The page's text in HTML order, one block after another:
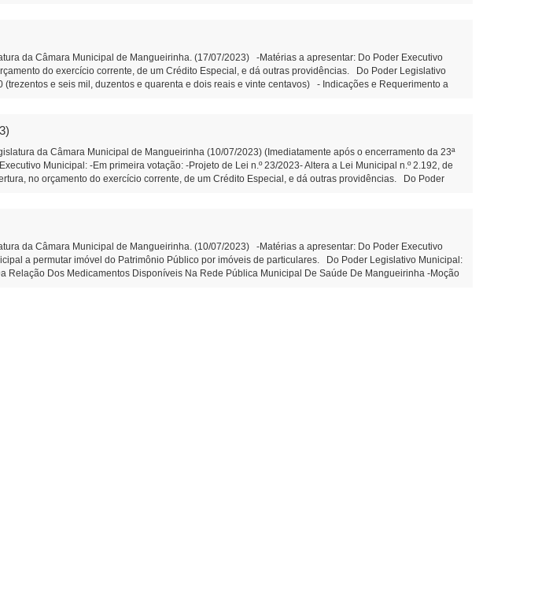
da Câmara Municipal de Mangueirinha. (17/07/2023) -Matérias a apresentar: Do Poder Executivo
do exercício corrente, de um Crédito Especial, e dá outras providências. Do Poder Legislativo
e seis mil, duzentos e quarenta e dois reais e vinte centavos) - Indicações e Requerimento a
Rurais da Comunidade de Linha Boa Sorte. (Diego Bortokoski) -Matérias constantes na Ordem do Dia
23/2023- Altera a Lei Municipal n.º 2.192, de 30 de junho de 2021. -Projeto de Lei n.º 27/2023- Fica
Especial, e dá outras providências. Em Primeira Votação: -Projeto de Lei n.º 28/2023- Autoriza o Poder
Associação dos Servidores Públicos Municipais de Mangueirinha e dá outras providências. Do Poder
Legislativo-Concede Título de Cidadão Benemérito ao Sr. Ernany Schreiner Serpa. (Alexandre Monteiro
da Câmara Municipal de Mangueirinha (10/07/2023) (Imediatamente após o encerramento da 23ª
Municipal: -Em primeira votação: -Projeto de Lei n.º 23/2023- Altera a Lei Municipal n.º 2.192, de
no orçamento do exercício corrente, de um Crédito Especial, e dá outras providências. Do Poder
da Câmara Municipal de Mangueirinha. (10/07/2023) -Matérias a apresentar: Do Poder Executivo
a permutar imóvel do Patrimônio Público por imóveis de particulares. Do Poder Legislativo Municipal:
Relação Dos Medicamentos Disponíveis Na Rede Pública Municipal De Saúde De Mangueirinha -Moção